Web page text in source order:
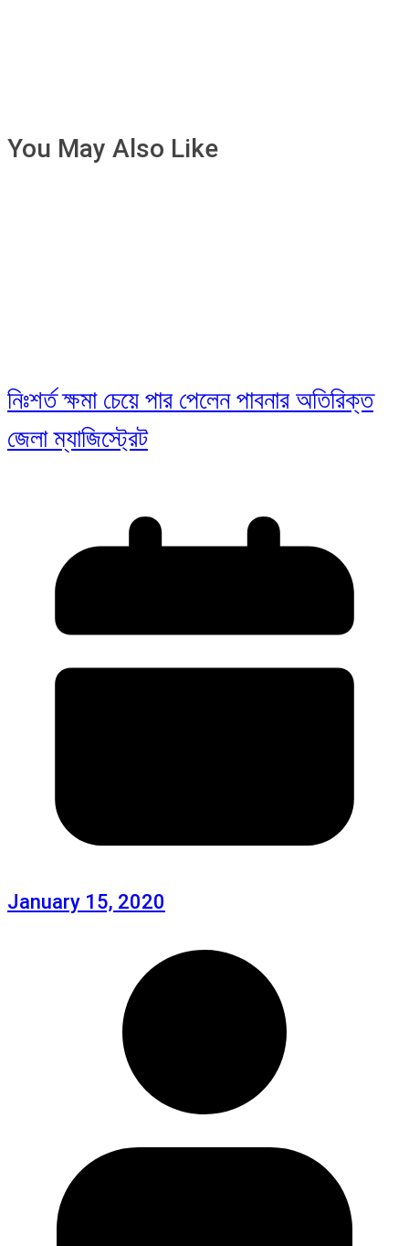
You May Also Like
নিঃশর্ত ক্ষমা চেয়ে পার পেলেন পাবনার অতিরিক্ত
জেলা ম্যাজিস্ট্রেট
January 15, 2020